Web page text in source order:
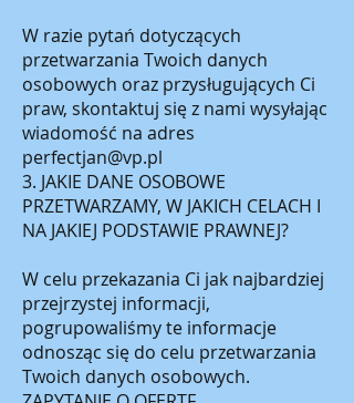
W razie pytań dotyczących
przetwarzania Twoich danych
osobowych oraz przysługujących Ci
praw, skontaktuj się z nami wysyłając
wiadomość na adres
perfectjan@vp.pl
3. JAKIE DANE OSOBOWE
PRZETWARZAMY, W JAKICH CELACH I
NA JAKIEJ PODSTAWIE PRAWNEJ?
W celu przekazania Ci jak najbardziej
przejrzystej informacji,
pogrupowaliśmy te informacje
odnosząc się do celu przetwarzania
Twoich danych osobowych.